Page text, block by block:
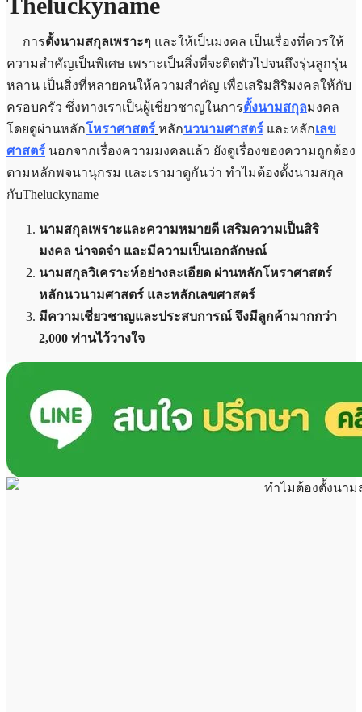
Theluckyname
การตั้งนามสกุลเพราะๆ และให้เป็นมงคล เป็นเรื่องที่ควรให้
ความสำคัญเป็นพิเศษ เพราะเป็นสิ่งที่จะติดตัวไปจนถึงรุ่นลูกรุ่น
หลาน เป็นสิ่งที่หลายคนให้ความสำคัญ เพื่อเสริมสิริมงคลให้กับ
ครอบครัว ซึ่งทางเราเป็นผู้เชี่ยวชาญในการตั้งนามสกุลมงคล
โดยดูผ่านหลักโหราศาสตร์ หลักนวนามศาสตร์ และหลักเลข
ศาสตร์ นอกจากเรื่องความมงคลแล้ว ยังดูเรื่องของความถูกต้อง
ตามหลักพจนานุกรม และเรามาดูกันว่า ทำไมต้องตั้งนามสกุล
กับTheluckyname
นามสกุลเพราะและความหมายดี เสริมความเป็นสิริ
มงคล น่าจดจำ และมีความเป็นเอกลักษณ์
นามสกุลวิเคราะห์อย่างละเอียด ผ่านหลักโหราศาสตร์
หลักนวนามศาสตร์ และหลักเลขศาสตร์
มีความเชี่ยวชาญและประสบการณ์ จึงมีลูกค้ามากกว่า
2,000 ท่านไว้วางใจ